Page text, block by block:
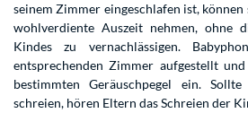
seinem Zimmer eingeschlafen ist,
wohlverdiente Auszeit nehmen, ohne
Kindes zu vernachlässigen.
entsprechenden Zimmer aufgestellt
bestimmten Geräuschpegel ein.
schreien, hören Eltern das Schreien der